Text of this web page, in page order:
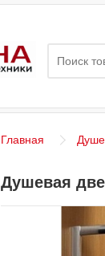
Главная
Душевая